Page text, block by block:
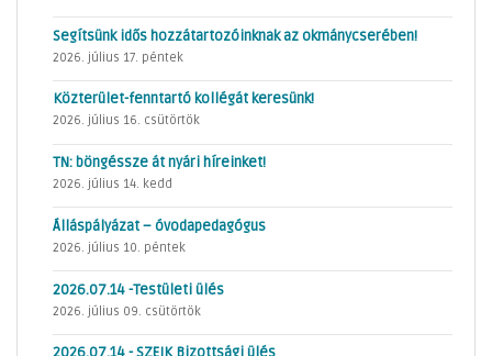
Segítsünk idős hozzátartozóinknak az okmánycserében!
2026. július 17. péntek
Közterület-fenntartó kollégát keresünk!
2026. július 16. csütörtök
TN: böngéssze át nyári híreinket!
2026. július 14. kedd
Álláspályázat – óvodapedagógus
2026. július 10. péntek
2026.07.14 -Testületi ülés
2026. július 09. csütörtök